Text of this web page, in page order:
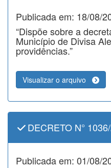
Publicada em: 18/08/
“Dispõe sobre a
Município de Divisa
providências.”
Visualizar o arquivo
DECRETO N°
Publicada em: 01/08/